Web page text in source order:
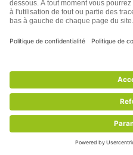
recommencer jusqu’à tout
expérimenté donc, pas
Répondre
Afficher plus